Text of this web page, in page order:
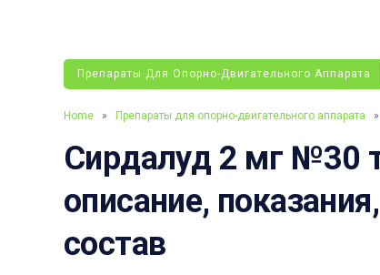
Препараты Для Опорно-Двигательного Аппарата
Home » Препараты для опорно-двигательного аппарата
Сирдалуд 2 мг №30
описание,
состав